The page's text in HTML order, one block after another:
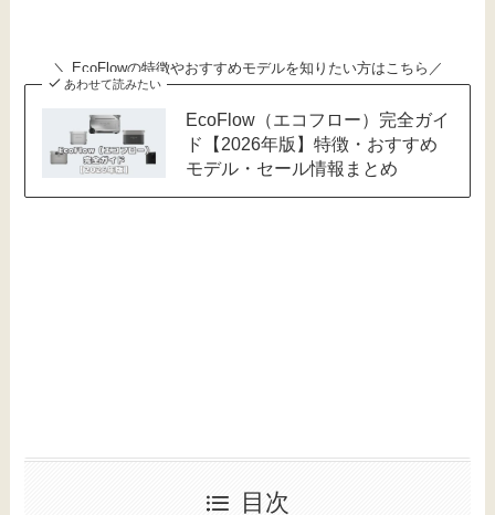
＼ EcoFlowの特徴やおすすめモデルを知りたい方はこちら／
あわせて読みたい
EcoFlow（エコフロー）完全ガイ
ド【2026年版】特徴・おすすめ
モデル・セール情報まとめ
目次